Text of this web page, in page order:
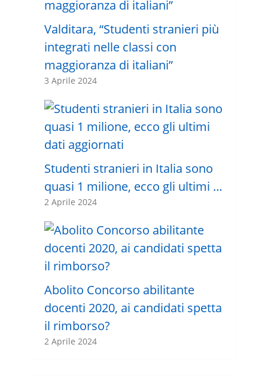
Valditara, “Studenti stranieri più
integrati nelle classi con
maggioranza di italiani”
3 Aprile 2024
Studenti stranieri in Italia sono
quasi 1 milione, ecco gli ultimi …
2 Aprile 2024
Abolito Concorso abilitante
docenti 2020, ai candidati spetta
il rimborso?
2 Aprile 2024